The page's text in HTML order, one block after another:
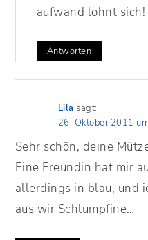
aufwand lohnt sich!
Antworten
Lila sagt:
26. Oktober 2011
Sehr schön, deine
Eine Freundin hat mir
allerdings in blau, und
aus wir Schlumpfine…